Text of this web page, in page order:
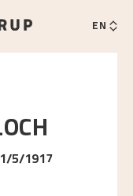
EN
5/1917